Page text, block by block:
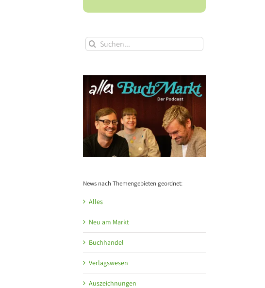
Suche
nach:
News nach Themengebieten geordnet:
Alles
Neu am Markt
Buchhandel
Verlagswesen
Auszeichnungen